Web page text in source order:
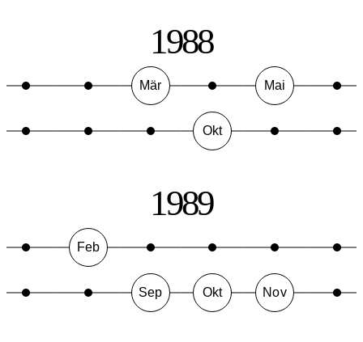
1988
Mär Mai
Okt
1989
Feb
Sep Okt Nov